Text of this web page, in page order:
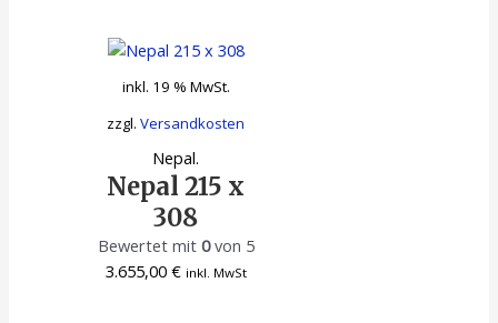
inkl. 19 % MwSt.
zzgl.Versandkosten
Nepal.
Nepal 215 x
308
Bewertet mit 0von 5
3.655,00 € inkl. MwSt